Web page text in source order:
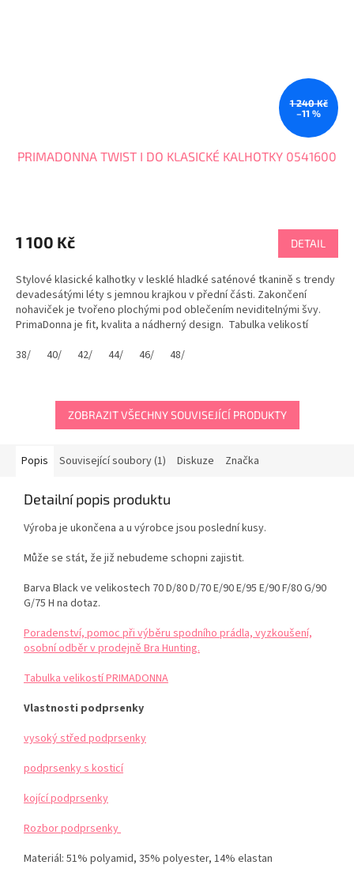
1 240 Kč
–11 %
PRIMADONNA TWIST I DO KLASICKÉ KALHOTKY 0541600
1 100 Kč DETAIL
Stylové klasické kalhotky v lesklé hladké saténové tkanině s trendy
devadesátými léty s jemnou krajkou v přední části. Zakončení
nohaviček je tvořeno plochými pod oblečením neviditelnými švy.
PrimaDonna je fit, kvalita a nádherný design. Tabulka velikostí
38/
40/ 42/ 44/ 46/ 48/
ZOBRAZIT VŠECHNY SOUVISEJÍCÍ PRODUKTY
Popis Související soubory (1) Diskuze Značka
Detailní popis produktu
Výroba je ukončena a u výrobce jsou poslední kusy.
Může se stát, že již nebudeme schopni zajistit.
Barva Black ve velikostech 70 D/80 D/70 E/90 E/95 E/90 F/80 G/90
G/75 H na dotaz.
Poradenství, pomoc při výběru spodního prádla, vyzkoušení,
osobní odběr v prodejně Bra Hunting.
Tabulka velikostí PRIMADONNA
Vlastnosti podprsenky
vysoký střed podprsenky
podprsenky s kosticí
kojící podprsenky
Rozbor podprsenky
Materiál: 51% polyamid, 35% polyester, 14% elastan